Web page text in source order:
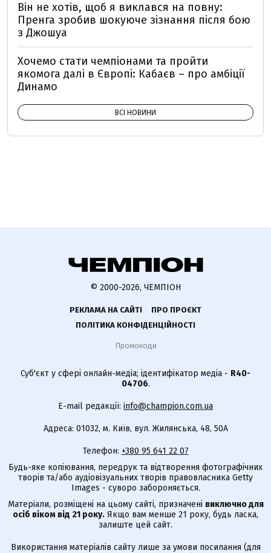
Він не хотів, щоб я виклався на повну:
Пренга зробив шокуюче зізнання після бою
з Джошуа
Хочемо стати чемпіонами та пройти
якомога далі в Європі: Кабаєв – про амбіції
Динамо
ВСІ НОВИНИ
© 2000-2026, ЧЕМПІОН
РЕКЛАМА НА САЙТІ
ПРО ПРОЄКТ
ПОЛІТИКА КОНФІДЕНЦІЙНОСТІ
Промокоди
Суб'єкт у сфері онлайн-медіа; ідентифікатор медіа - R40-
04706.
E-mail редакції: info@champion.com.ua
Адреса: 01032, м. Київ, вул. Жилянська, 48, 50А
Телефон: +380 95 641 22 07
Будь-яке копіювання, передрук та відтворення фотографічних
творів та/або аудіовізуальних творів правовласника Getty
Images - суворо забороняється.
Матеріали, розміщені на цьому сайті, призначені виключно для
осіб віком від 21 року. Якщо вам менше 21 року, будь ласка,
залиште цей сайт.
Використання матеріалів сайту лише за умови посилання (для